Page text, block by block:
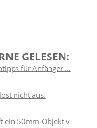
GELESEN:
für Anfänger ...
nicht aus.
ein 50mm-Objektiv